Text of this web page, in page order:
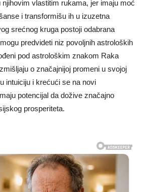
njihovim vlastitim rukama, jer imaju moć
i transformišu ih u izuzetna
srećnog kruga postoji odabrana
predvideti niz povoljnih astroloških
pod astrološkim znakom Raka
o značajnijoj promeni u svojoj
intuiciju i krećući se na novi
potencijal da dožive značajno
prosperiteta.